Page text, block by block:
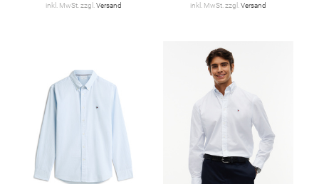
inkl. MwSt. zzgl. Versand inkl. MwSt. zzgl. Versand